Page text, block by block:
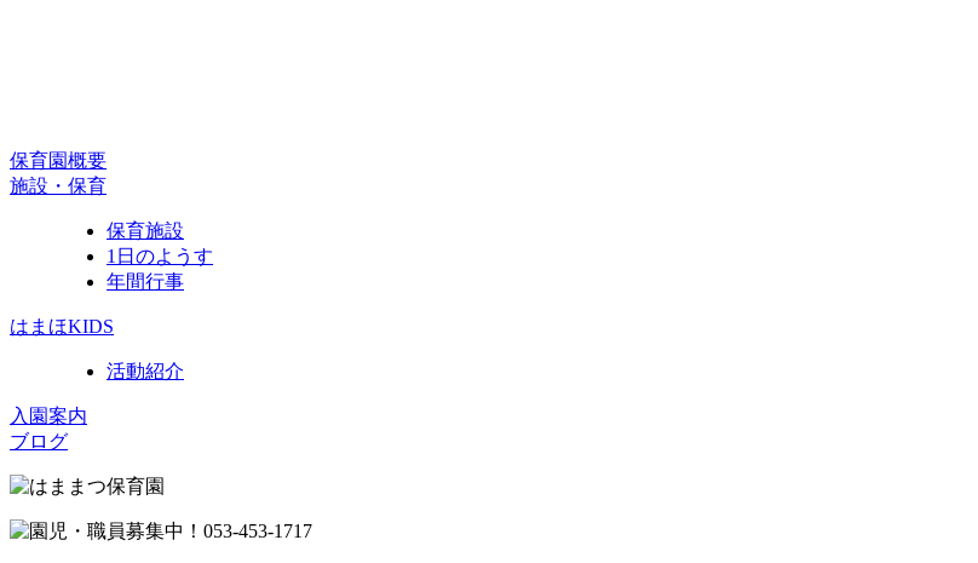
保育園概要
施設・保育
保育施設
1日のようす
年間行事
はまほKIDS
活動紹介
入園案内
ブログ